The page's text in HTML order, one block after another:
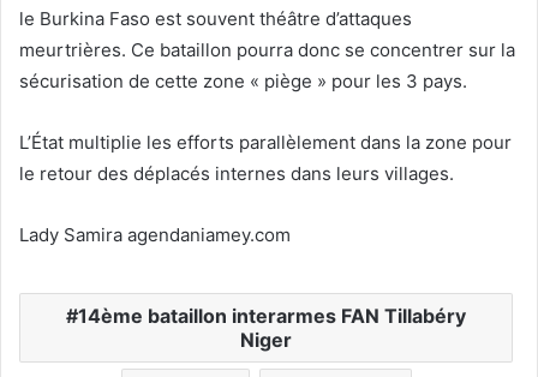
le Burkina Faso est souvent théâtre d’attaques
meurtrières. Ce bataillon pourra donc se concentrer sur la
sécurisation de cette zone « piège » pour les 3 pays.
L’État multiplie les efforts parallèlement dans la zone pour
le retour des déplacés internes dans leurs villages.
Lady Samira agendaniamey.com
14ème bataillon interarmes FAN Tillabéry
Niger